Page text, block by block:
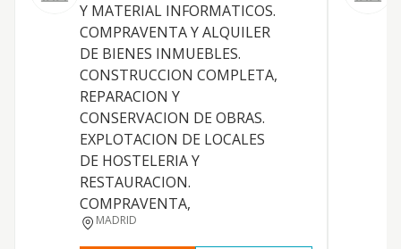
Y MATERIAL INFORMATICOS.
COMPRAVENTA Y ALQUILER
DE BIENES INMUEBLES.
CONSTRUCCION COMPLETA,
REPARACION Y
CONSERVACION DE OBRAS.
EXPLOTACION DE LOCALES
DE HOSTELERIA Y
RESTAURACION.
COMPRAVENTA,
MADRID